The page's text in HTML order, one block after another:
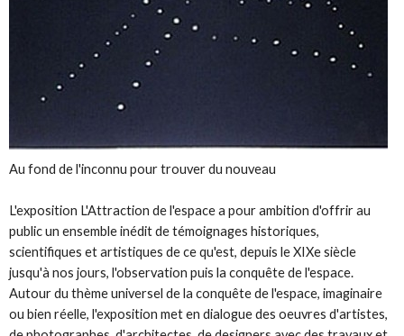
Au fond de l'inconnu pour trouver du nouveau
L'exposition L'Attraction de l'espacea pour ambition d'offrir au
public un ensemble inédit de témoignages historiques,
scientifiques et artistiques de ce qu'est, depuis le XIXe siècle
jusqu'à nos jours, l'observation puis la conquête de l'espace.
Autour duthème universel de la conquête de l'espace, imaginaire
ou bien réelle, l'exposition met en dialogue des oeuvres d'artistes,